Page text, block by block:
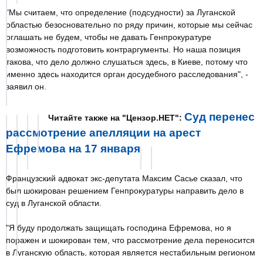
"Мы считаем, что определение (подсудности) за Луганской
областью безосновательно по ряду причин, которые мы сейчас
оглашать не будем, чтобы не давать Генпрокуратуре
возможность подготовить контраргументы. Но наша позиция
такова, что дело должно слушаться здесь, в Киеве, потому что
именно здесь находится орган досудебного расследования", -
заявил он.
Читайте также на "Цензор.НЕТ": Суд перенес
рассмотрение апелляции на арест
Ефремова на 17 января
Французский адвокат экс-депутата Максим Сасье сказал, что
был шокирован решением Генпрокуратуры направить дело в
суд в Луганской области.
"Я буду продолжать защищать господина Ефремова, но я
поражен и шокирован тем, что рассмотрение дела переносится
в Луганскую область, которая является нестабильным регионом